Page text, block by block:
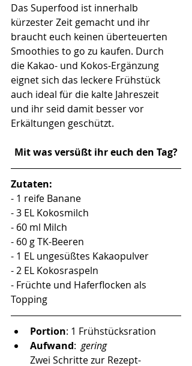
Das Superfood ist innerhalb
kürzester Zeit gemacht und ihr
braucht euch keinen überteuerten
Smoothies to go zu kaufen. Durch
die Kakao- und Kokos-Ergänzung
eignet sich das leckere Frühstück
auch ideal für die kalte Jahreszeit
und ihr seid damit besser vor
Erkältungen geschützt.
Mit was versüßt ihr euch den Tag?
Zutaten:
- 1 reife Banane
- 3 EL Kokosmilch
- 60 ml Milch
- 60 g TK-Beeren
- 1 EL ungesüßtes Kakaopulver
- 2 EL Kokosraspeln
- Früchte und Haferflocken als
Topping
Portion: 1 Frühstücksration
Aufwand: gering
Zwei Schritte zur Rezept-